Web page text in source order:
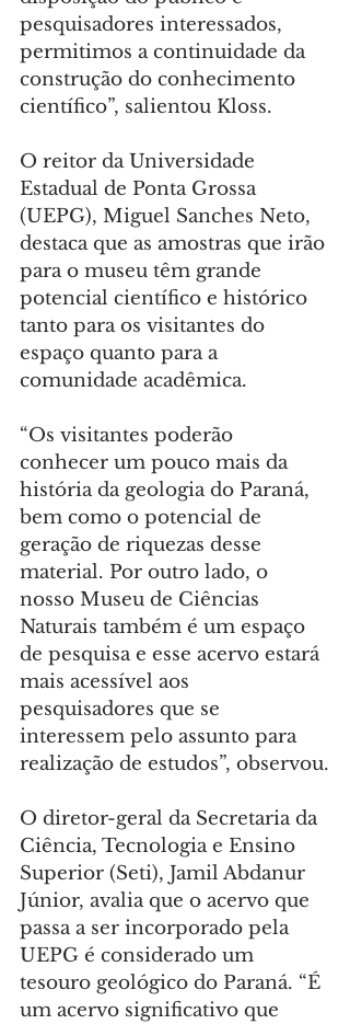
pesquisadores interessados,
permitimos a continuidade da
construção do conhecimento
científico”, salientou Kloss.
O reitor da Universidade
Estadual de Ponta Grossa
(UEPG), Miguel Sanches Neto,
destaca que as amostras que irão
para o museu têm grande
potencial científico e histórico
tanto para os visitantes do
espaço quanto para a
comunidade acadêmica.
“Os visitantes poderão
conhecer um pouco mais da
história da geologia do Paraná,
bem como o potencial de
geração de riquezas desse
material. Por outro lado, o
nosso Museu de Ciências
Naturais também é um espaço
de pesquisa e esse acervo estará
mais acessível aos
pesquisadores que se
interessem pelo assunto para
realização de estudos”, observou.
O diretor-geral da Secretaria da
Ciência, Tecnologia e Ensino
Superior (Seti), Jamil Abdanur
Júnior, avalia que o acervo que
passa a ser incorporado pela
UEPG é considerado um
tesouro geológico do Paraná. “É
um acervo significativo que